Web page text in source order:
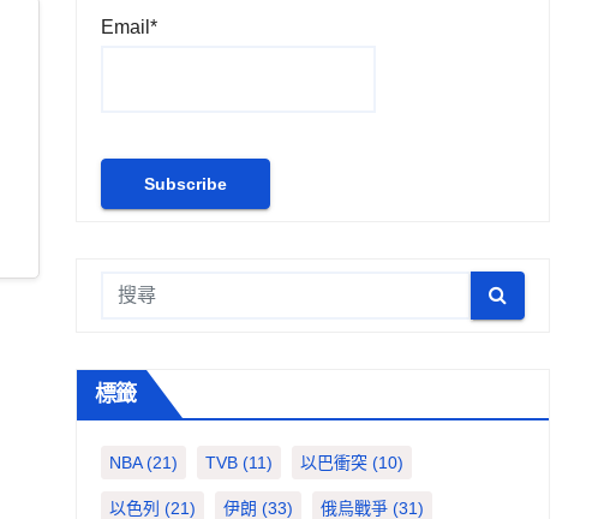
Email*
標籤
NBA(21) TVB (11) 以巴衝突 (10)
以色列 (21) 伊朗 (33) 俄烏戰爭 (31)